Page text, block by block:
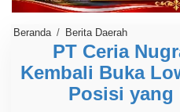
Beranda / Berita Daerah
C
e
r
a
PT Ceria
Kembali Buka
Posisi yang